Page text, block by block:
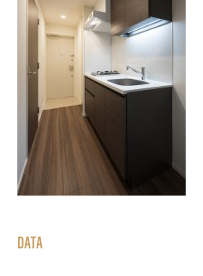
DATA